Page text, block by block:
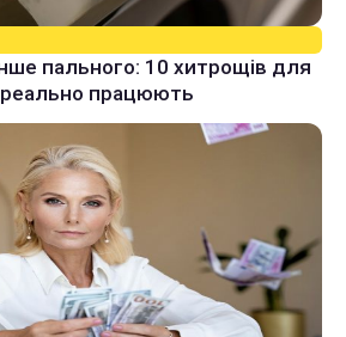
пального: 10 хитрощів для
реально працюють